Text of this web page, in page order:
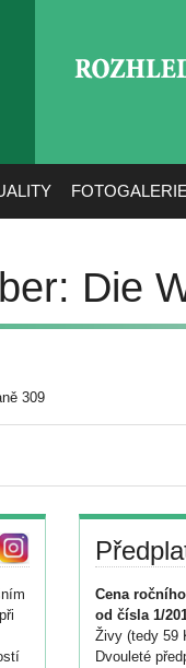
Die
309
Cena
od čísla 1/
Živy (tedy 59
Dvouleté